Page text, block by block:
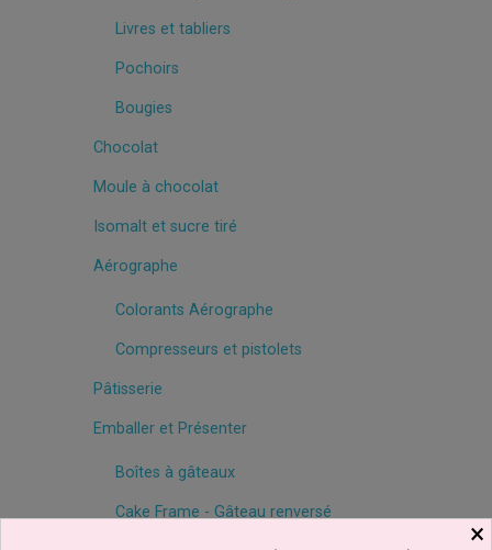
Livres et tabliers
Pochoirs
Bougies
Chocolat
Moule à chocolat
Isomalt et sucre tiré
Aérographe
Colorants Aérographe
Compresseurs et pistolets
Pâtisserie
Emballer et Présenter
Boîtes à gâteaux
Cake Frame - Gâteau renversé
×